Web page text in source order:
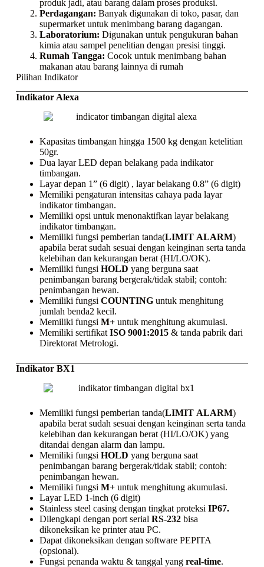
produk jadi, atau barang dalam proses produksi.
Perdagangan: Banyak digunakan di toko, pasar, dan
supermarket untuk menimbang barang dagangan.
Laboratorium: Digunakan untuk pengukuran bahan
kimia atau sampel penelitian dengan presisi tinggi.
Rumah Tangga: Cocok untuk menimbang bahan
makanan atau barang lainnya di rumah
Pilihan Indikator
Indikator Alexa
Kapasitas timbangan hingga 1500 kg dengan ketelitian
50gr.
Dua layar LED depan belakang pada indikator
timbangan.
Layar depan 1” (6 digit) , layar belakang 0.8” (6 digit)
Memiliki pengaturan intensitas cahaya pada layar
indikator timbangan.
Memiliki opsi untuk menonaktifkan layar belakang
indikator timbangan.
Memiliki fungsi pemberian tanda(LIMIT ALARM)
apabila berat sudah sesuai dengan keinginan serta tanda
kelebihan dan kekurangan berat (HI/LO/OK).
Memiliki fungsi HOLD yang berguna saat
penimbangan barang bergerak/tidak stabil; contoh:
penimbangan hewan.
Memiliki fungsi COUNTING untuk menghitung
jumlah benda2 kecil.
Memiliki fungsi M+ untuk menghitung akumulasi.
Memiliki sertifikat ISO 9001:2015& tanda pabrik dari
Direktorat Metrologi.
Indikator BX1
Memiliki fungsi pemberian tanda(LIMIT ALARM)
apabila berat sudah sesuai dengan keinginan serta tanda
kelebihan dan kekurangan berat (HI/LO/OK) yang
ditandai dengan alarm dan lampu.
Memiliki fungsi HOLD yang berguna saat
penimbangan barang bergerak/tidak stabil; contoh:
penimbangan hewan.
Memiliki fungsi M+ untuk menghitung akumulasi.
Layar LED 1-inch (6 digit)
Stainless steel casing dengan tingkat proteksi IP67.
Dilengkapi dengan port serial RS-232bisa
dikoneksikan ke printeratau PC.
Dapat dikoneksikan dengan software PEPITA
(opsional).
Fungsi penanda waktu & tanggal yang real-time.